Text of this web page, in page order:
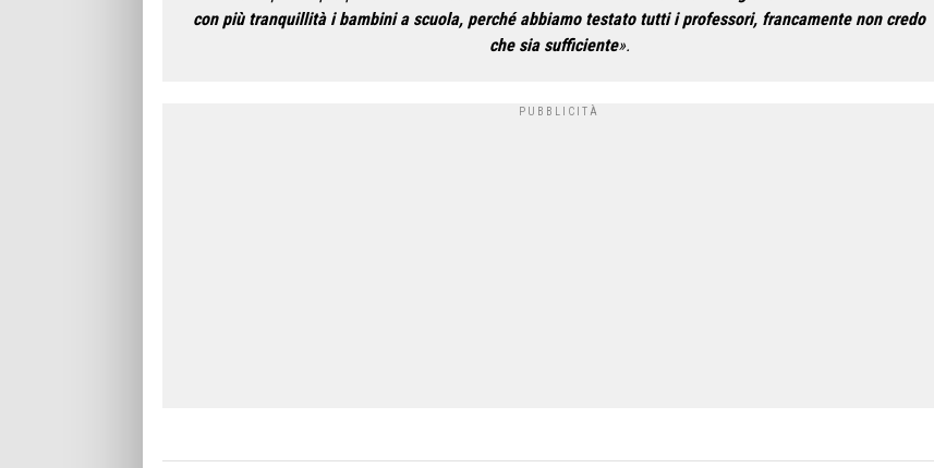
con più tranquillità i bambini a scuola, perché abbiamo testato tutti i professori, francamente non credo
che sia sufficiente».